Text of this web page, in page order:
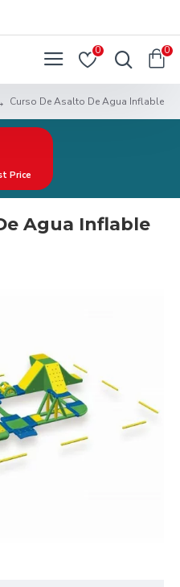
0 0
Curso De Asalto De Agua Inflable
Price
Agua Inflable